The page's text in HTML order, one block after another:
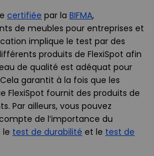
certifiée par la BIFMA,
de meubles pour entreprises et
implique le test par des
produits de FlexiSpot afin
de qualité est adéquat pour
garantit à la fois que les
FlexiSpot fournit des produits de
Par ailleurs, vous pouvez
de l’importance du
le test de durabilité et le test de